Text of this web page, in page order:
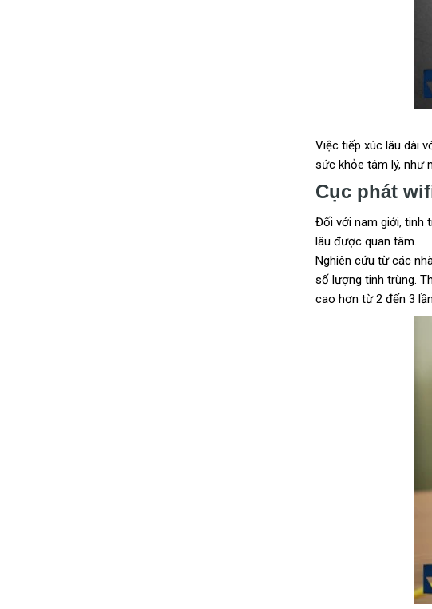
Việc tiếp xúc lâu dài
sức khỏe tâm lý, như
Cục phát
Đối với nam giới, tinh
lâu được quan tâm.
Nghiên cứu từ các
số lượng tinh trùng.
cao hơn từ 2 đến 3